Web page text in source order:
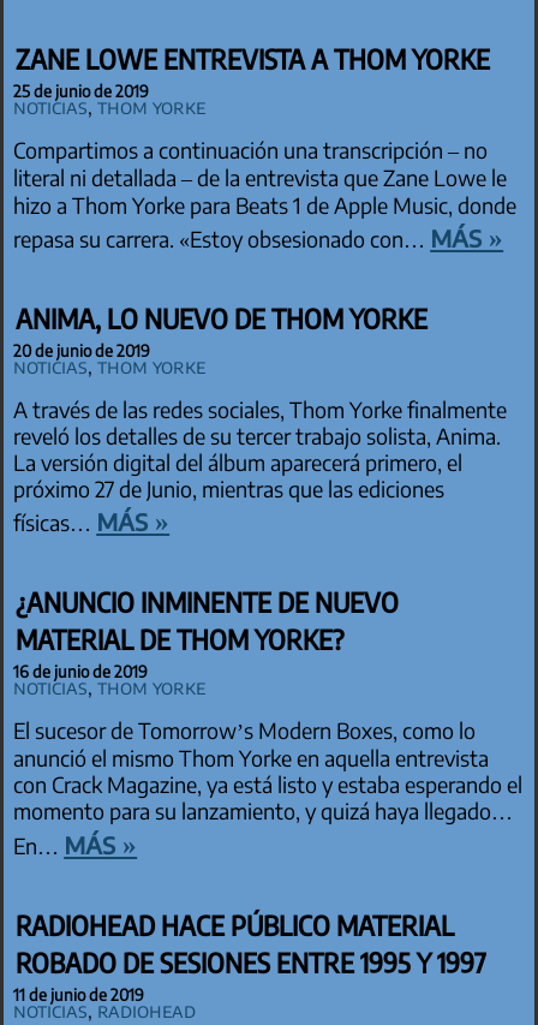
ZANE LOWE ENTREVISTA A THOM YORKE
25 de junio de 2019
Noticias,Thom Yorke
Compartimos a continuación una transcripción – no
literal ni detallada – de la entrevista que Zane Lowe le
hizo a Thom Yorke para Beats 1 de Apple Music, donde
repasa su carrera. «Estoy obsesionado con… más »
ANIMA, LO NUEVO DE THOM YORKE
20 de junio de 2019
Noticias,Thom Yorke
A través de las redes sociales, Thom Yorke finalmente
reveló los detalles de su tercer trabajo solista, Anima.
La versión digital del álbum aparecerá primero, el
próximo 27 de Junio, mientras que las ediciones
físicas… más »
¿ANUNCIO INMINENTE DE NUEVO
MATERIAL DE THOM YORKE?
16 de junio de 2019
Noticias,Thom Yorke
El sucesor de Tomorrow’s Modern Boxes, como lo
anunció el mismo Thom Yorke en aquella entrevista
con Crack Magazine, ya está listo y estaba esperando el
momento para su lanzamiento, y quizá haya llegado…
En… más »
RADIOHEAD HACE PÚBLICO MATERIAL
ROBADO DE SESIONES ENTRE 1995 Y 1997
11 de junio de 2019
Noticias, Radiohead